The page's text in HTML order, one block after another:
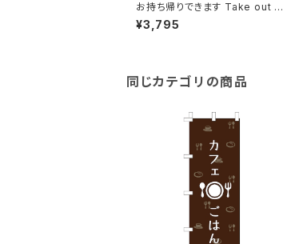
お持ち帰りできます Take out O
K! カフェ コーヒー のぼり旗
¥3,795
同じカテゴリの商品